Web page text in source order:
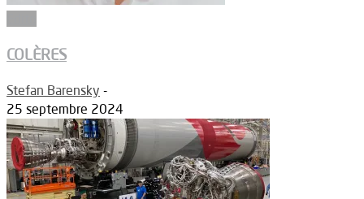
COLÈRES
Stefan Barensky -
25 septembre 2024